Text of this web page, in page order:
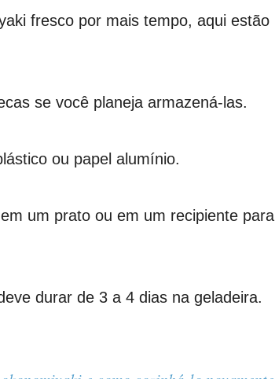
fresco por mais tempo, aqui estão
se você planeja armazená-las.
ou papel alumínio.
um prato ou em um recipiente para
durar de 3 a 4 dias na geladeira.